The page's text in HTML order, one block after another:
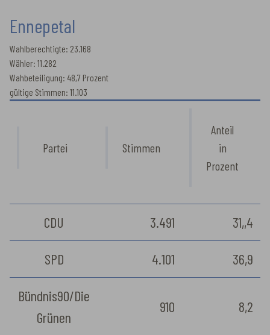
Ennepetal
Wahlberechtigte: 23.168
Wähler: 11.282
Wahbeteiligung: 48,7 Prozent
gültige Stimmen: 11.103
Partei Stimmen
Anteil
in
Prozent
CDU 3.491 31,,4
SPD 4.101 36,9
Bündnis90/Die
Grünen
910 8,2